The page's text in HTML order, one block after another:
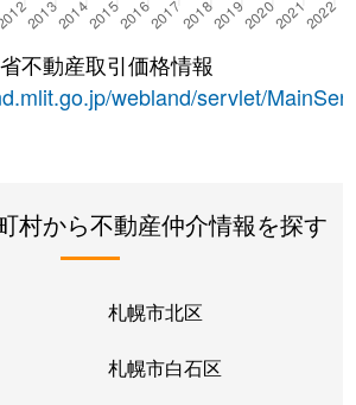
不動産取引価格情報
webland/servlet/
村から不動産仲介情報を探す
札幌市北区
札幌市白石区